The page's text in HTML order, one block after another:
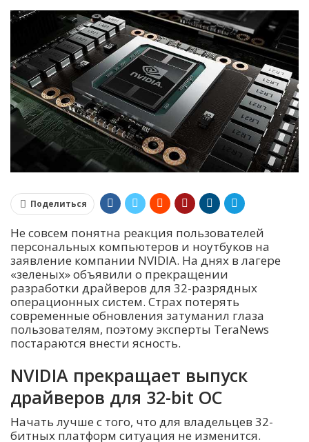
Поделиться
Не совсем понятна реакция пользователей
персональных компьютеров и ноутбуков на
заявление компании NVIDIA. На днях в лагере
«зеленых» объявили о прекращении
разработки драйверов для 32-разрядных
операционных систем. Страх потерять
современные обновления затуманил глаза
пользователям, поэтому эксперты TeraNews
постараются внести ясность.
NVIDIA прекращает выпуск
драйверов для 32-bit ОС
Начать лучше с того, что для владельцев 32-
битных платформ ситуация не изменится.